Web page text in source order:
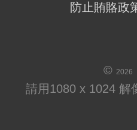
防止賄賂政
© 2026
請用1080 x 1024 解